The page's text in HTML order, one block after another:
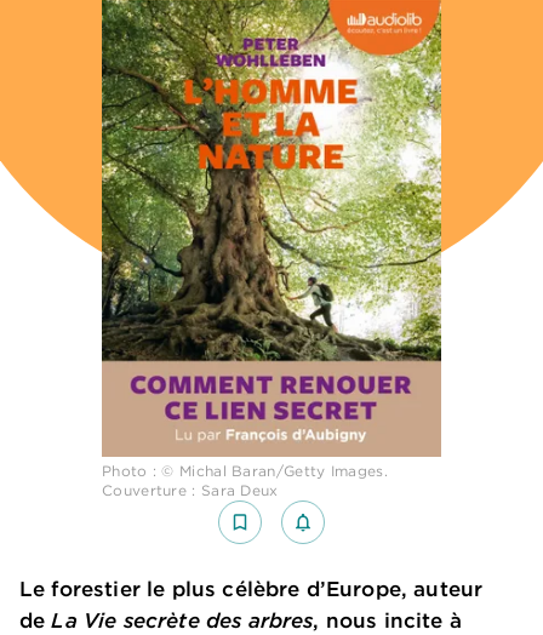
Photo : © Michal Baran/Getty Images.
Couverture : Sara Deux
bookmark_border notifications_none_outlined
Le forestier le plus célèbre d’Europe, auteur
deLa Vie secrète des arbres, nous incite à